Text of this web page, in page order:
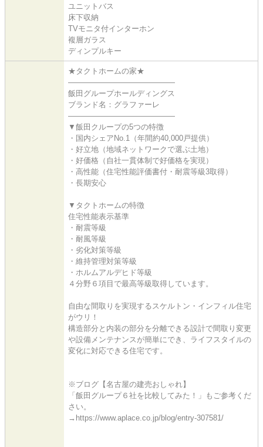
ユニットバス
床下収納
TVモニタ付インターホン
複層ガラス
ディンプルキー
★タクトホームの家★
――――――――――――――
飯田グループホールディングス
ブランド名：グラファーレ
――――――――――――――
▼飯田クループの5つの特徴
・国内シェアNo.1（年間約40,000戸提供）
・好立地（地域ネットワークで選ぶ土地）
・好価格（自社一貫体制で好価格を実現）
・高性能（住宅性能評価書付・耐震等級3取得）
・長期安心
▼タクトホームの特徴
住宅性能表示基準
・耐震等級
・耐風等級
・劣化対策等級
・維持管理対策等級
・ホルムアルデヒド等級
４分野６項目で最高等級取得しています。
自由な間取りを実現するスケルトン・インフィル住宅
がウリ！
構造部分と内装の部分を分離できる設計で間取り変更
や設備メンテナンスが簡単にでき、ライフスタイルの
変化に対応できる住宅です。
※ブログ【名古屋の建売おしゃれ】
「飯田グループ６社を比較してみた！」もご参考くだ
さい。
→https://www.aplace.co.jp/blog/entry-307581/